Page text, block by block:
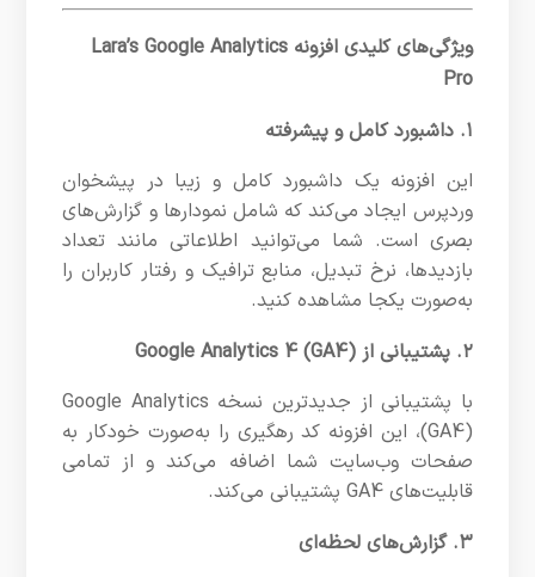
ویژگی‌های کلیدی افزونه Lara’s Google Analytics
Pro
۱. داشبورد کامل و پیشرفته
این افزونه یک داشبورد کامل و زیبا در پیشخوان
وردپرس ایجاد می‌کند که شامل نمودارها و گزارش‌های
بصری است. شما می‌توانید اطلاعاتی مانند تعداد
بازدیدها، نرخ تبدیل، منابع ترافیک و رفتار کاربران را
به‌صورت یکجا مشاهده کنید.
۲. پشتیبانی از Google Analytics 4 (GA4)
با پشتیبانی از جدیدترین نسخه Google Analytics
(GA4)، این افزونه کد رهگیری را به‌صورت خودکار به
صفحات وب‌سایت شما اضافه می‌کند و از تمامی
قابلیت‌های GA4 پشتیبانی می‌کند.
۳. گزارش‌های لحظه‌ای